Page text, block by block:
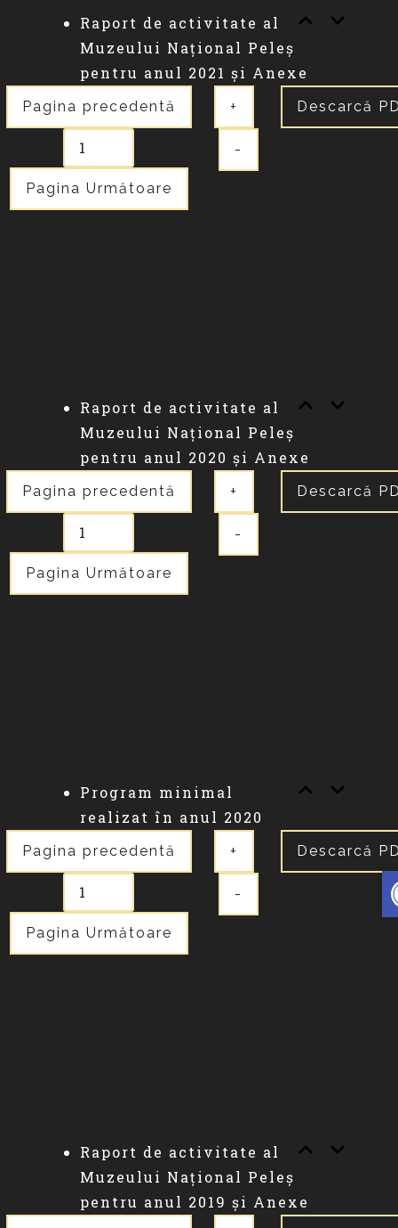
Raport de activitate al
Muzeului Național Peleș
pentru anul 2021 și Anexe
Pagina precedentă
Pagina Următoare
+
-
Descarcă
Raport de activitate al
Muzeului Național Peleș
pentru anul 2020 și Anexe
Pagina precedentă
Pagina Următoare
+
-
Descarcă
Program minimal
realizat în anul 2020
Pagina precedentă
Pagina Următoare
+
-
Descarcă
Raport de activitate al
Muzeului Național Peleș
pentru anul 2019 și Anexe